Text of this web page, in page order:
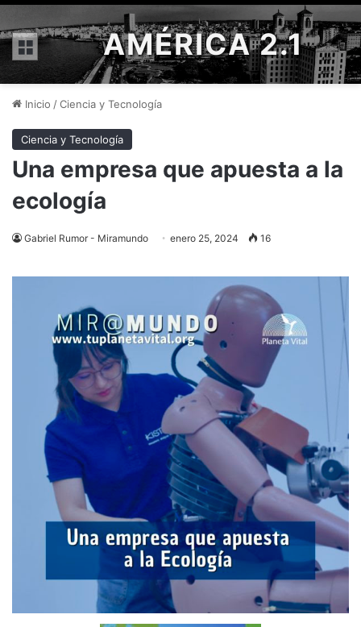
Menú AMÉRICA 2.1
Inicio /Ciencia y Tecnología
Ciencia y Tecnología
Una empresa que apuesta a la
ecología
Gabriel Rumor - Miramundo enero 25, 2024 16